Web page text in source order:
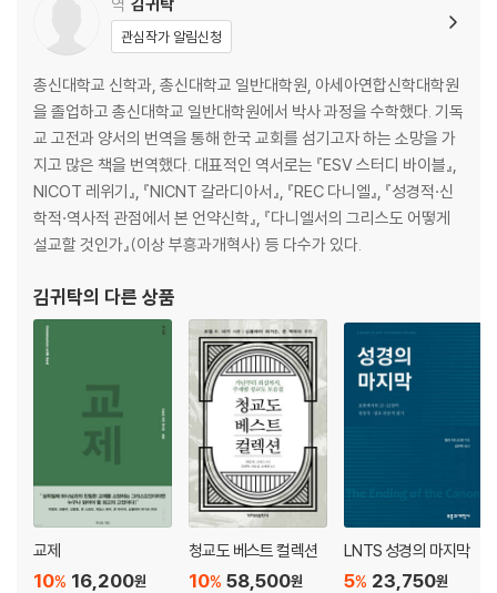
관심작가 알림신청
총신대학교 신학과, 총신대학교 일반대학원, 아세아연합신학대학원
을 졸업하고 총신대학교 일반대학원에서 박사 과정을 수학했다. 기독
교 고전과 양서의 번역을 통해 한국 교회를 섬기고자 하는 소망을 가
지고 많은 책을 번역했다. 대표적인 역서로는 『ESV 스터디 바이블』,
NICOT 레위기』, 『NICNT 갈라디아서』, 『REC 다니엘』, 『성경적·신
학적·역사적 관점에서 본 언약신학』, 『다니엘서의 그리스도 어떻게
설교할 것인가』(이상 부흥과개혁사) 등 다수가 있다.
김귀탁의 다른 상품
교제
16,200원
10%
청교도 베스트 컬렉션
58,500원
10%
LNTS 성경의 마지막
23,750원
5%